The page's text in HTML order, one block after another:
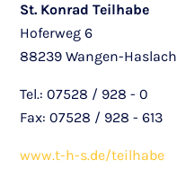
St. Konrad Teilhabe
Hoferweg 6
88239 Wangen-Haslach
Tel.: 07528 / 928 - 0
Fax: 07528 / 928 - 613
www.t-h-s.de/teilhabe